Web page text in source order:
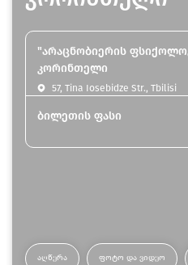
"არაცნობიერის
კორინთელი
57, Tina Iosebidze Str., Tbilisi
ბილეთის ფასი
ᲐᲦᲬᲔᲠᲐ ᲤᲝᲢᲝ ᲓᲐ ᲕᲘᲓᲔᲝ